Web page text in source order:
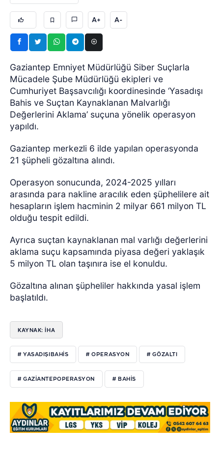
A+ A-
Gaziantep Emniyet Müdürlüğü Siber Suçlarla
Mücadele Şube Müdürlüğü ekipleri ve
Cumhuriyet Başsavcılığı koordinesinde ‘Yasadışı
Bahis ve Suçtan Kaynaklanan Malvarlığı
Değerlerini Aklama’ suçuna yönelik operasyon
yapıldı.
Gaziantep merkezli 6 ilde yapılan operasyonda
21 şüpheli gözaltına alındı.
Operasyon sonucunda, 2024-2025 yılları
arasında para nakline aracılık eden şüphelilere ait
hesapların işlem hacminin 2 milyar 661 milyon TL
olduğu tespit edildi.
Ayrıca suçtan kaynaklanan mal varlığı değerlerini
aklama suçu kapsamında piyasa değeri yaklaşık
5 milyon TL olan taşınıra ise el konuldu.
Gözaltına alınan şüpheliler hakkında yasal işlem
başlatıldı.
KAYNAK: İHA
# YASADIŞIBAHIS # OPERASYON # GÖZALTI
# GAZIANTEPOPERASYON # BAHIS